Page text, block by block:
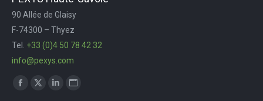
90 Allée de Glaisy
F-74300 – Thyez
Tel. +33 (0)4 50 78 42 32
info@pexys.com
Trouvez nous sur :